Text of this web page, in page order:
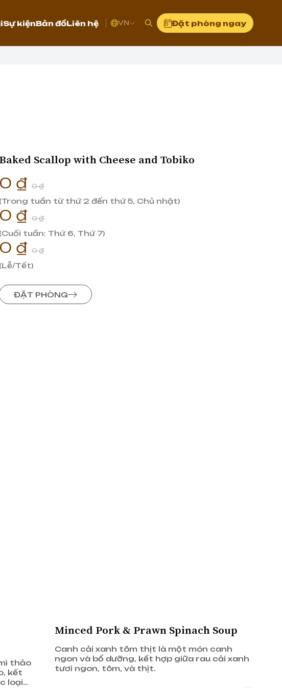
Sự kiệnBản đồLiên hệ VN Đặt phòng ngay
Baked Scallop with Cheese and Tobiko
0 ₫ 0 ₫
(Trong tuần từ thứ 2 đến thứ 5, Chủ nhật)
0 ₫ 0 ₫
(Cuối tuần: Thứ 6, Thứ 7)
0 ₫ 0 ₫
(Lễ/Tết)
ĐẶT PHÒNG